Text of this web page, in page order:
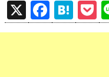
X
F
a
H
at
P
o